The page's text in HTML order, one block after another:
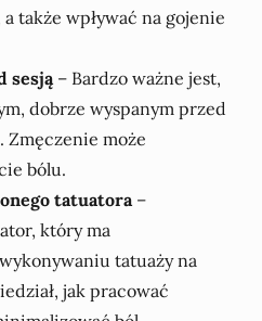
także wpływać na gojenie
sesją – Bardzo ważne jest,
dobrze wyspanym przed
Zmęczenie może
bólu.
tatuatora –
który ma
tatuaży na
jak pracować